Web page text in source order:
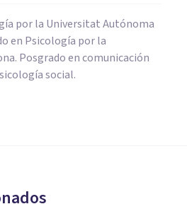
por la Universitat Autónoma
en Psicología por la
Posgrado en comunicación
social.
y síntomas